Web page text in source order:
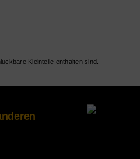
Kleinteile enthalten sind.